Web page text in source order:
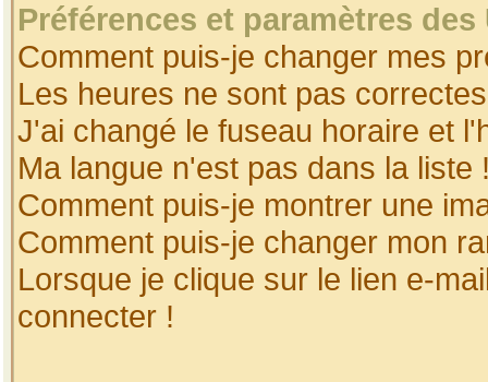
Préférences et paramètres
Comment puis-je changer mes
Les heures ne sont pas
J'ai changé le fuseau horaire et
Ma langue n'est pas dans la liste
Comment puis-je montrer une
Comment puis-je changer mon
Lorsque je clique sur le lien e-
connecter !